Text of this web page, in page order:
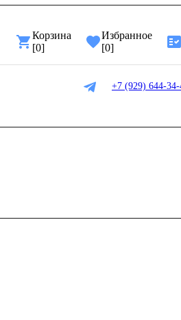
Корзина
[0]
Избранное
[0]
+7 (929) 644-34-